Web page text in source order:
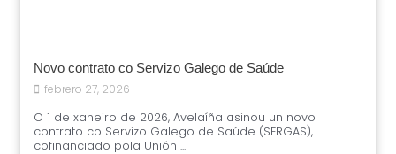
Novo contrato co Servizo Galego de Saúde
febrero 27, 2026
O 1 de xaneiro de 2026, Avelaíña asinou un novo
contrato co Servizo Galego de Saúde (SERGAS),
cofinanciado pola Unión ...